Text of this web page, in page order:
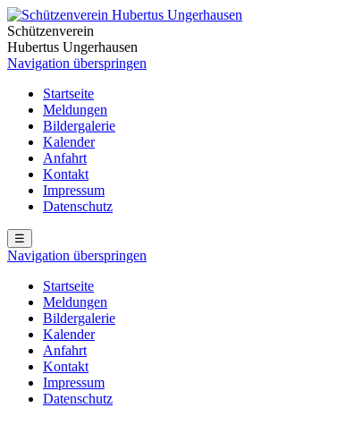
Schützenverein
Hubertus Ungerhausen
Navigation überspringen
Startseite
Meldungen
Bildergalerie
Kalender
Anfahrt
Kontakt
Impressum
Datenschutz
☰
Navigation überspringen
Startseite
Meldungen
Bildergalerie
Kalender
Anfahrt
Kontakt
Impressum
Datenschutz